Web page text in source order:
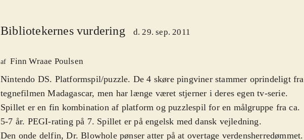
Bibliotekernes vurdering d. 29. sep. 2011
af Finn Wraae Poulsen
Nintendo DS. Platformspil/puzzle. De 4 skøre pingviner stammer oprindeligt fra
tegnefilmen Madagascar, men har længe været stjerner i deres egen tv-serie.
Spillet er en fin kombination af platform og puzzlespil for en målgruppe fra ca.
5-7 år. PEGI-rating på 7. Spillet er på engelsk med dansk vejledning.
Den onde delfin, Dr. Blowhole pønser atter på at overtage verdensherredømmet.